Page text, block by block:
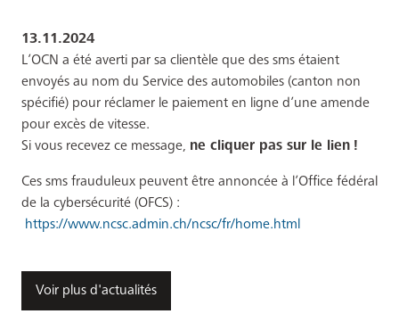
13.11.2024
L’OCN a été averti par sa clientèle que des sms étaient
envoyés au nom du Service des automobiles (canton non
spécifié) pour réclamer le paiement en ligne d’une amende
pour excès de vitesse.
Si vous recevez ce message, ne cliquer pas sur le lien !
Ces sms frauduleux peuvent être annoncée à l’Office fédéral
de la cybersécurité (OFCS) :
https://www.ncsc.admin.ch/ncsc/fr/home.html
Voir plus d'actualités